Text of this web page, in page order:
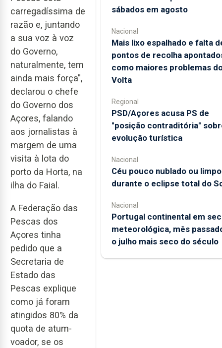
carregadíssima de
razão e, juntando
a sua voz à voz
do Governo,
naturalmente, tem
ainda mais força",
declarou o chefe
do Governo dos
Açores, falando
aos jornalistas à
margem de uma
visita à lota do
porto da Horta, na
ilha do Faial.
A Federação das
Pescas dos
Açores tinha
pedido que a
Secretaria de
Estado das
Pescas explique
como já foram
atingidos 80% da
quota de atum-
voador, se os
sábados em agosto
Nacional
Mais lixo espalhado e falta
pontos de recolha
como maiores problemas
Volta
Regional
PSD/Açores acusa PS de
"posição contraditória"
evolução turística
Nacional
Céu pouco nublado ou limpo
durante o eclipse total do
Nacional
Portugal continental em
meteorológica, mês
o julho mais seco do século